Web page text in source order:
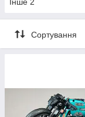
Сортування